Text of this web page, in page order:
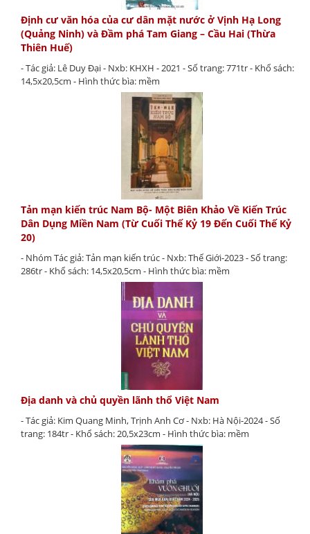
Định cư văn hóa của cư dân mặt nước ở Vịnh Hạ Long
(Quảng Ninh) và Đầm phá Tam Giang – Cầu Hai (Thừa
Thiên Huế)
- Tác giả: Lê Duy Đại - Nxb: KHXH - 2021 - Số trang: 771tr - Khổ sách:
14,5x20,5cm - Hình thức bìa: mềm
Tản mạn kiến trúc Nam Bộ- Một Biên Khảo Về Kiến Trúc
Dân Dụng Miền Nam (Từ Cuối Thế Kỷ 19 Đến Cuối Thế Kỷ
20)
- Nhóm Tác giả: Tản mạn kiến trúc - Nxb: Thế Giới-2023 - Số trang:
286tr - Khổ sách: 14,5x20,5cm - Hình thức bìa: mềm
Địa danh và chủ quyền lãnh thổ Việt Nam
- Tác giả: Kim Quang Minh, Trịnh Anh Cơ - Nxb: Hà Nội-2024 - Số
trang: 184tr - Khổ sách: 20,5x23cm - Hình thức bìa: mềm